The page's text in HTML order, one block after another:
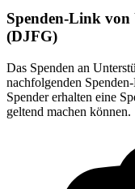
Spenden-Link von
(DJFG)
Das Spenden an
nachfolgenden
Spender erhalten eine
geltend machen können.